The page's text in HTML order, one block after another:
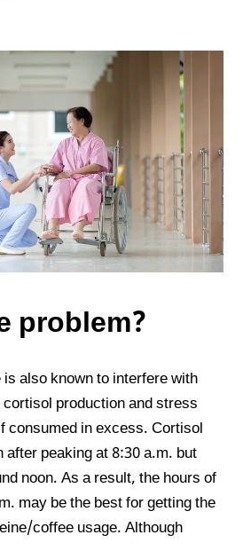
problem?
also known to interfere with
production and stress
consumed in excess. Cortisol
peaking at 8:30 a.m. but
noon. As a result, the hours of
may be the best for getting the
coffee usage. Although